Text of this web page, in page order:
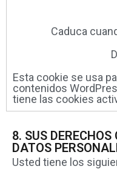
Caduca
Esta cookie se usa
contenidos
tiene las cookies
8. SUS
DATOS
Usted tiene los